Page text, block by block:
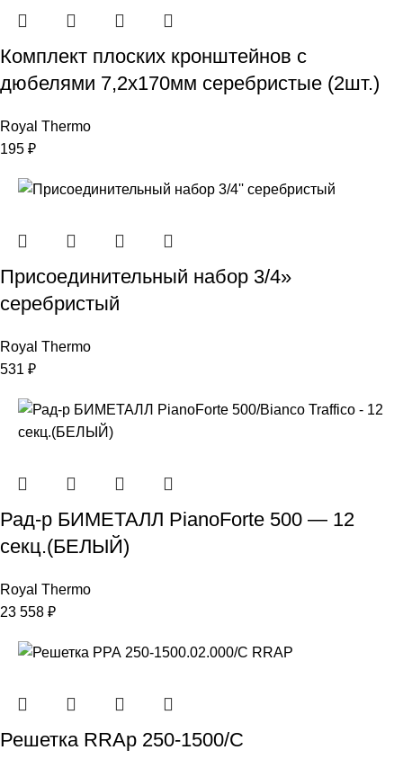
Комплект плоских кронштейнов с
дюбелями 7,2х170мм серебристые (2шт.)
Royal Thermo
195 ₽
Присоединительный набор 3/4»
серебристый
Royal Thermo
531 ₽
Рад-р БИМЕТАЛЛ PianoForte 500 — 12
секц.(БЕЛЫЙ)
Royal Thermo
23 558 ₽
Решетка RRAp 250-1500/С